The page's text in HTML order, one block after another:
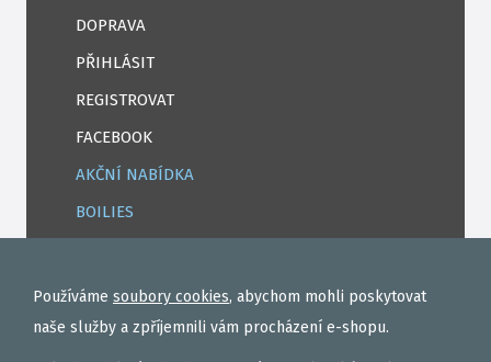
DOPRAVA
PŘIHLÁSIT
REGISTROVAT
FACEBOOK
AKČNÍ NABÍDKA
BOILIES
TEKUTÉ
OBALOVAČKY
Používáme soubory cookies, abychom mohli poskytovat
naše služby a zpříjemnili vám procházení e-shopu.